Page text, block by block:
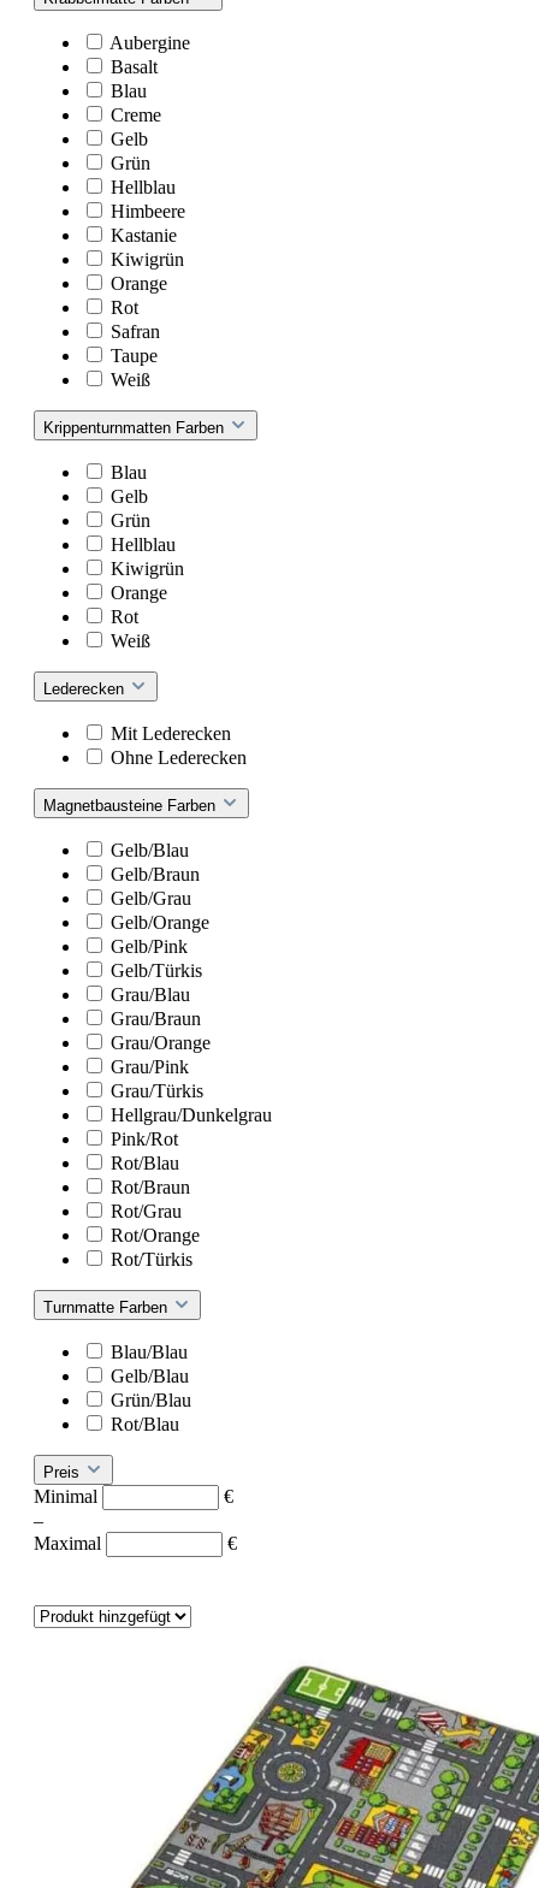
Aubergine
Basalt
Blau
Creme
Gelb
Grün
Hellblau
Himbeere
Kastanie
Kiwigrün
Orange
Rot
Safran
Taupe
Weiß
Krippenturnmatten Farben
Blau
Gelb
Grün
Hellblau
Kiwigrün
Orange
Rot
Weiß
Lederecken
Mit Lederecken
Ohne Lederecken
Magnetbausteine Farben
Gelb/Blau
Gelb/Braun
Gelb/Grau
Gelb/Orange
Gelb/Pink
Gelb/Türkis
Grau/Blau
Grau/Braun
Grau/Orange
Grau/Pink
Grau/Türkis
Hellgrau/Dunkelgrau
Pink/Rot
Rot/Blau
Rot/Braun
Rot/Grau
Rot/Orange
Rot/Türkis
Turnmatte Farben
Blau/Blau
Gelb/Blau
Grün/Blau
Rot/Blau
Preis
Minimal
€
–
Maximal
€